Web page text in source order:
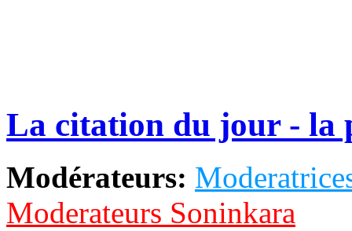
La citation du jour - la
Modérateurs:
Moderateurs Soninkara